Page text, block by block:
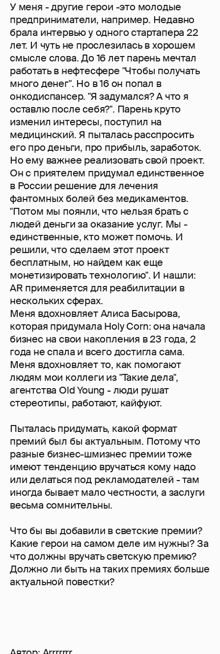
У меня - другие герои -это молодые
предприниматели, например. Недавно
брала интервью у одного стартапера 22
лет. И чуть не прослезилась в хорошем
смысле слова. До 16 лет парень мечтал
работать в нефтесфере "Чтобы получать
много денег". Но в 16 он попал в
онкодиспансер. "Я задумался? А что я
оставлю после себя?". Парень круто
изменил интересы, поступил на
медицинский. Я пыталась расспросить
его про деньги, про прибыль, заработок.
Но ему важнее реализовать свой проект.
Он с приятелем придумал единственное
в России решение для лечения
фантомных болей без медикаментов.
"Потом мы поянли, что нельзя брать с
людей деньги за оказание услуг. Мы -
единственные, кто может помочь. И
решили, что сделаем этот проект
бесплатным, но найдем как еще
монетизировать технологию". И нашли:
AR применяется для реабилитации в
нескольких сферах.
Меня вдохновляет Алиса Басырова,
которая придумала Holy Corn: она начала
бизнес на свои накопления в 23 года, 2
года не спала и всего достигла сама.
Меня вдохновляет то, как помогают
людям мои коллеги из "Такие дела",
агентства Old Young - люди рушат
стереотипы, работают, кайфуют.
Пыталась придумать, какой формат
премий был бы актуальным. Потому что
разные бизнес-шмизнес премии тоже
имеют тенденцию вручаться кому надо
или делаться под рекламодателей - там
иногда бывает мало честности, а заслуги
весьма сомнительны.
Что бы вы добавили в светские премии?
Какие герои на самом деле им нужны? За
что должны вручать светскую премию?
Должно ли быть на таких премиях больше
актуальной повестки?